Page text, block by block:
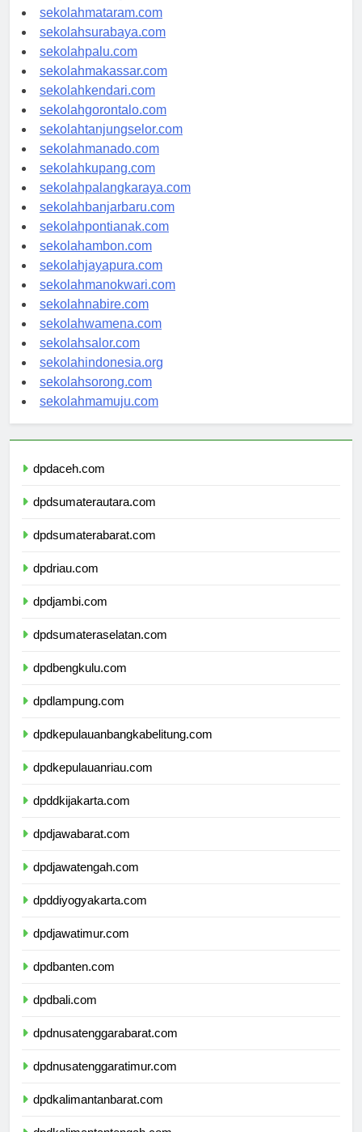
sekolahserang.com
sekolahmataram.com
sekolahsurabaya.com
sekolahpalu.com
sekolahmakassar.com
sekolahkendari.com
sekolahgorontalo.com
sekolahtanjungselor.com
sekolahmanado.com
sekolahkupang.com
sekolahpalangkaraya.com
sekolahbanjarbaru.com
sekolahpontianak.com
sekolahambon.com
sekolahjayapura.com
sekolahmanokwari.com
sekolahnabire.com
sekolahwamena.com
sekolahsalor.com
sekolahindonesia.org
sekolahsorong.com